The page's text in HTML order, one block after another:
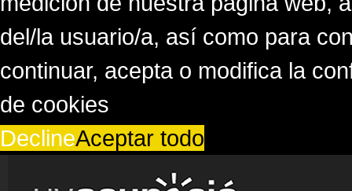
del/la usuario/a, así como para
continuar, acepta o modifica la
de cookies
DeclineAceptar todo